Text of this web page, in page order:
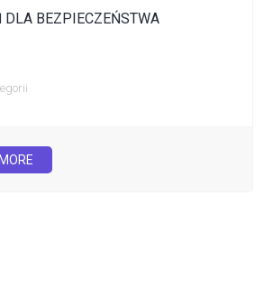
DLA BEZPIECZEŃSTWA